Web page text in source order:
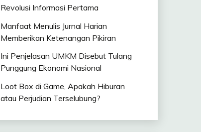
Revolusi Informasi Pertama
Manfaat Menulis Jurnal Harian
Memberikan Ketenangan Pikiran
Ini Penjelasan UMKM Disebut Tulang
Punggung Ekonomi Nasional
Loot Box di Game, Apakah Hiburan
atau Perjudian Terselubung?